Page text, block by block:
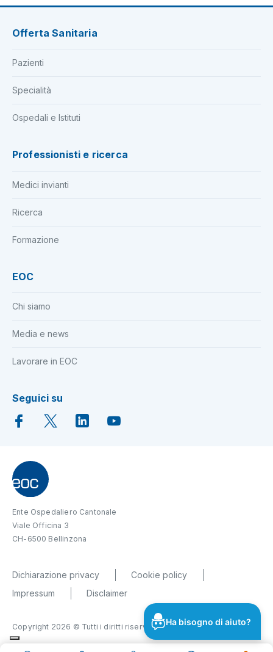
Offerta Sanitaria
Pazienti
Specialità
Ospedali e Istituti
Professionisti e ricerca
Medici invianti
Ricerca
Formazione
EOC
Chi siamo
Media e news
Lavorare in EOC
Seguici su
Ente Ospedaliero Cantonale
Viale Officina 3
CH-6500 Bellinzona
Dichiarazione privacy
Cookie policy
Impressum
Disclaimer
Copyright 2026 © Tutti i diritti riservati
Ha bisogno di aiuto?